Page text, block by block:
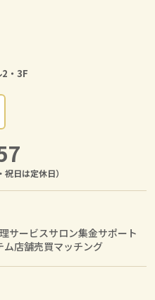
・3F
日は定休日）
サービスサロン集金サポート
ム店舗売買マッチング